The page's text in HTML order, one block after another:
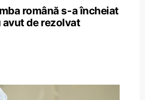
română s-a încheiat
de rezolvat